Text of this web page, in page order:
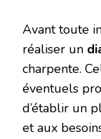
Avant toute
réaliser un
charpente.
éventuels
d’établir un
et aux